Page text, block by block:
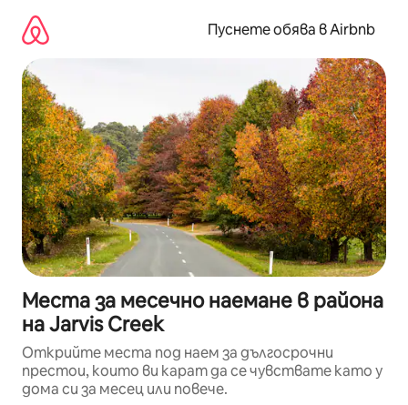
съдържанието
Пуснете обява в Airbnb
Места за месечно наемане в района
на Jarvis Creek
Открийте места под наем за дългосрочни
престои, които ви карат да се чувствате като у
дома си за месец или повече.